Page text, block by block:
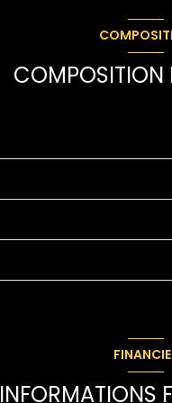
COMPOSITION
INFORMATIONS